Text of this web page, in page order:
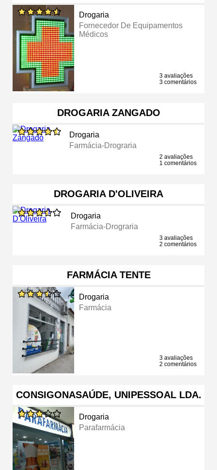
Drogaria
Fornecedor De Equipamentos
Médicos
3 avaliações
3 comentários
DROGARIA ZANGADO
Drogaria
Farmácia-Drograria
2 avaliações
1 comentários
DROGARIA D'OLIVEIRA
Drogaria
Farmácia-Drograria
3 avaliações
2 comentários
FARMÁCIA TENTE
Drogaria
Farmácia
3 avaliações
2 comentários
CONSIGONASAÚDE, UNIPESSOAL LDA.
Drogaria
Parafarmácia